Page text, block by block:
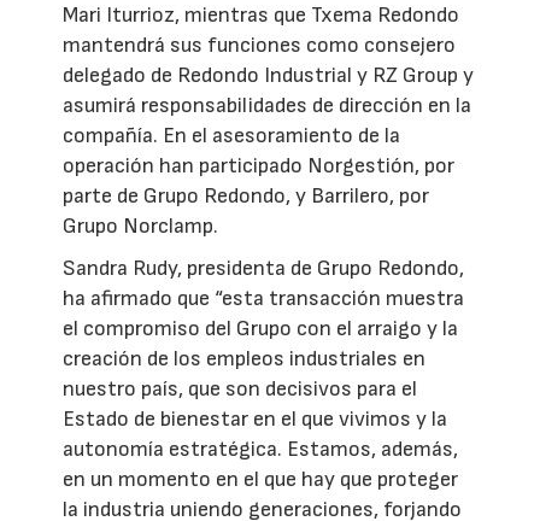
Mari Iturrioz, mientras que Txema Redondo
mantendrá sus funciones como consejero
delegado de Redondo Industrial y RZ Group y
asumirá responsabilidades de dirección en la
compañía. En el asesoramiento de la
operación han participado Norgestión, por
parte de Grupo Redondo, y Barrilero, por
Grupo Norclamp.
Sandra Rudy, presidenta de Grupo Redondo,
ha afirmado que “esta transacción muestra
el compromiso del Grupo con el arraigo y la
creación de los empleos industriales en
nuestro país, que son decisivos para el
Estado de bienestar en el que vivimos y la
autonomía estratégica. Estamos, además,
en un momento en el que hay que proteger
la industria uniendo generaciones, forjando